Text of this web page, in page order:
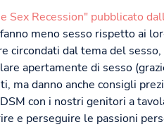
Sex Recession" pubblicato
meno sesso rispetto ai
circondati dal tema del
apertamente di sesso
ma danno anche consigli
con i nostri genitori a
e perseguire le passioni